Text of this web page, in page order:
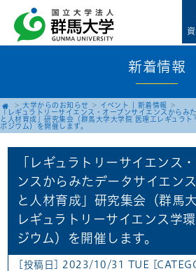
新着情報
大学からのお知らせ イベント
新着情報
「レギュラトリーサイエンス・オープンサイエンスからみ
と人材育成」研究集会（群馬大学大学院 医理工レギュラ
ポジウム）を開催します。
「レギュラトリーサイエンス
ンスからみたデータサイエン
と人材育成」研究集会（群馬
レギュラトリーサイエンス学
ジウム）を開催します。
[投稿日] 2023/10/31 TUE